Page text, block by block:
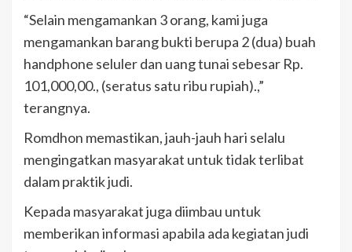
“Selain mengamankan 3 orang, kami juga
mengamankan barang bukti berupa 2 (dua) buah
handphone seluler dan uang tunai sebesar Rp.
101,000,00., (seratus satu ribu rupiah).,”
terangnya.
Romdhon memastikan, jauh-jauh hari selalu
mengingatkan masyarakat untuk tidak terlibat
dalam praktik judi.
Kepada masyarakat juga diimbau untuk
memberikan informasi apabila ada kegiatan judi